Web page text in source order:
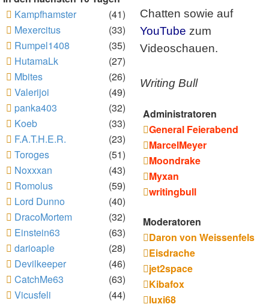
Kampfhamster
(41)
Mexercitus
(33)
Rumpel1408
(35)
HutamaLk
(27)
Mbites
(26)
Valerijoi
(49)
panka403
(32)
Koeb
(33)
F.A.T.H.E.R.
(23)
Toroges
(51)
Noxxxan
(43)
Romolus
(59)
Lord Dunno
(40)
DracoMortem
(32)
Einstein63
(63)
darioaple
(28)
Devilkeeper
(46)
CatchMe63
(63)
Vicusfeli
(44)
Chatten sowie auf
YouTube zum
Videoschauen.
Writing Bull
Administratoren
General Feierabend
MarcelMeyer
Moondrake
Myxan
writingbull
Moderatoren
Daron von Weissenfels
Eisdrache
jet2space
Kibafox
luxi68